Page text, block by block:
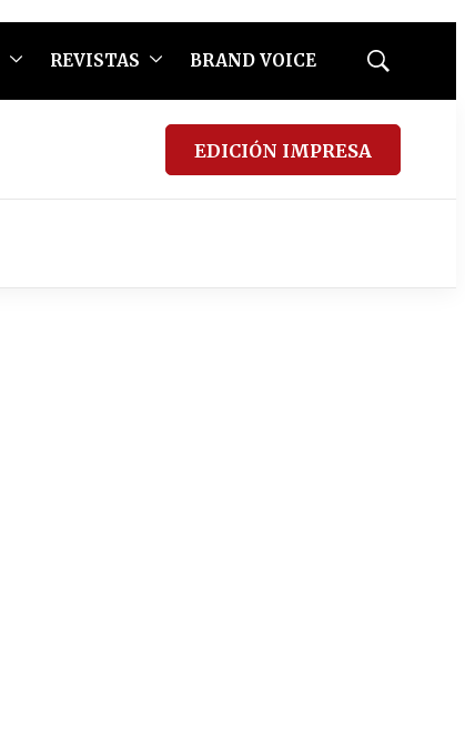
REVISTAS BRAND VOICE
Mostrar
EDICIÓN IMPRESA